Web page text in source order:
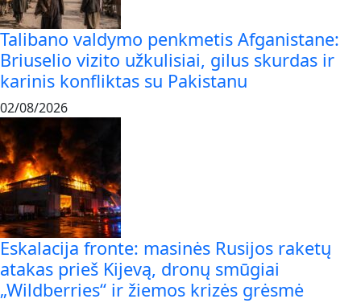
Talibano valdymo penkmetis Afganistane:
Briuselio vizito užkulisiai, gilus skurdas ir
karinis konfliktas su Pakistanu
02/08/2026
Eskalacija fronte: masinės Rusijos raketų
atakas prieš Kijevą, dronų smūgiai
„Wildberries“ ir žiemos krizės grėsmė